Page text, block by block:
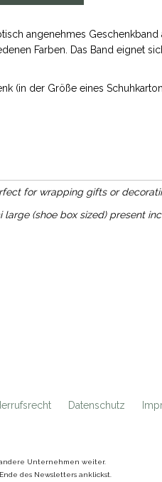
angenehmes Geschenkband
Farben. Das Band eignet
(in der Größe eines
for wrapping gifts or
(shoe box sized) present
Datenschutz
Unternehmen weiter.
des Newsletters anklickst.